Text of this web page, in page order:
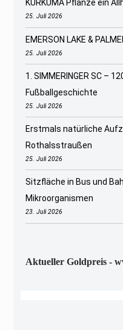
KURKUMA Pflanze ein
25. Juli 2026
EMERSON LAKE &
25. Juli 2026
1. SIMMERINGER SC –
Fußballgeschichte
25. Juli 2026
Erstmals natürliche
Rothalsstraußen
25. Juli 2026
Sitzfläche in Bus und
Mikroorganismen
23. Juli 2026
Aktueller Goldpreis -